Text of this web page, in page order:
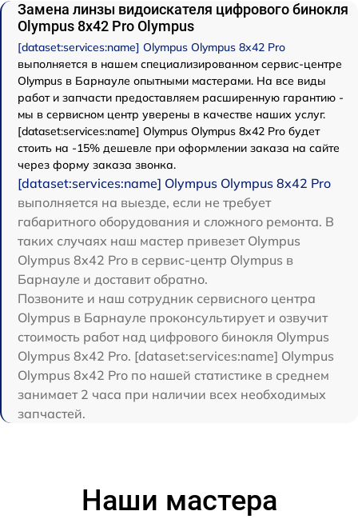
Замена линзы видоискателя цифрового бинокля
Olympus 8x42 Pro Olympus
[dataset:services:name] Olympus Olympus 8x42 Pro
выполняется в нашем специализированном сервис-центре
Olympus в Барнауле опытными мастерами. На все виды
работ и запчасти предоставляем расширенную гарантию -
мы в сервисном центр уверены в качестве наших услуг.
[dataset:services:name] Olympus Olympus 8x42 Pro будет
стоить на -15% дешевле при оформлении заказа на сайте
через форму заказа звонка.
[dataset:services:name] Olympus Olympus 8x42 Pro
выполняется на выезде, если не требует
габаритного оборудования и сложного ремонта. В
таких случаях наш мастер привезет Olympus
Olympus 8x42 Pro в сервис-центр Olympus в
Барнауле и доставит обратно.
Позвоните и наш сотрудник сервисного центра
Olympus в Барнауле проконсультирует и озвучит
стоимость работ над цифрового бинокля Olympus
Olympus 8x42 Pro. [dataset:services:name] Olympus
Olympus 8x42 Pro по нашей статистике в среднем
занимает 2 часа при наличии всех необходимых
запчастей.
Наши мастера